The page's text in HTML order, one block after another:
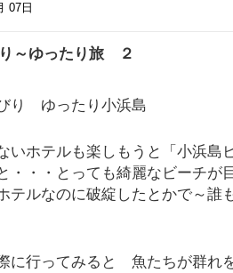
07日
～ゆったり旅 ２
り ゆったり小浜島
いホテルも楽しもうと「小浜島
・・・とっても綺麗なビーチが
テルなのに破綻したとかで～誰
に行ってみると 魚たちが群れ